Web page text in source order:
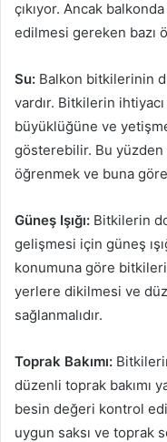
çıkıyor. Ancak
edilmesi gereken bazı
Su: Balkon bitkilerinin
vardır. Bitkilerin
büyüklüğüne ve
gösterebilir. Bu yüzden
öğrenmek ve buna
Güneş Işığı: Bitkilerin
gelişmesi için güneş
konumuna göre
yerlere dikilmesi ve
sağlanmalıdır.
Toprak Bakımı:
düzenli toprak bakımı
besin değeri kontrol
uygun saksı ve toprak